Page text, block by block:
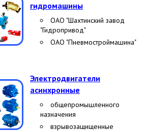
гидромашины
ОАО "Шахтинский завод
"Гидропривод"
ОАО "Пневмостроймашина"
Электродвигатели
асинхронные
общепромышленного
назначения
взрывозащищенные